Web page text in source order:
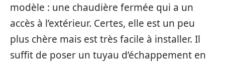
modèle : une chaudière fermée qui a un
accès à l’extérieur. Certes, elle est un peu
plus chère mais est très facile à installer. Il
suffit de poser un tuyau d’échappement en